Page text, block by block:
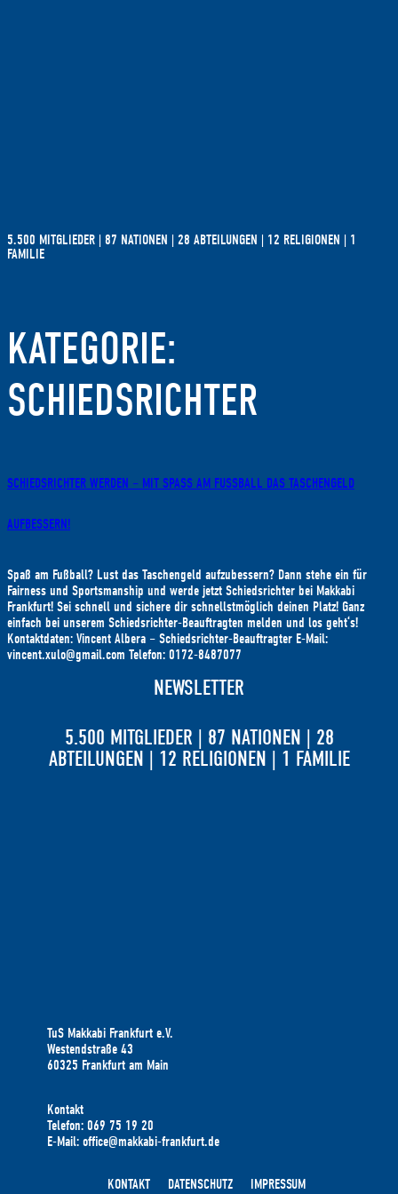
5.500 MITGLIEDER | 87 NATIONEN | 28 ABTEILUNGEN | 12 RELIGIONEN | 1
FAMILIE
KATEGORIE:
SCHIEDSRICHTER
SCHIEDSRICHTER WERDEN – MIT SPASS AM FUSSBALL DAS TASCHENGELD AU
FBESSERN!
Spaß am Fußball? Lust das Taschengeld aufzubessern? Dann stehe ein für
Fairness und Sportsmanship und werde jetzt Schiedsrichter bei Makkabi
Frankfurt! Sei schnell und sichere dir schnellstmöglich deinen Platz! Ganz
einfach bei unserem Schiedsrichter-Beauftragten melden und los geht‘s!
Kontaktdaten: Vincent Albera – Schiedsrichter-Beauftragter E-Mail:
vincent.xulo@gmail.com Telefon: 0172-8487077
NEWSLETTER
5.500 MITGLIEDER | 87 NATIONEN | 28
ABTEILUNGEN | 12 RELIGIONEN | 1 FAMILIE
TuS Makkabi Frankfurt e.V.
Westendstraße 43
60325 Frankfurt am Main
Kontakt
Telefon: 069 75 19 20
E-Mail: office@makkabi-frankfurt.de
KONTAKT DATENSCHUTZ IMPRESSUM